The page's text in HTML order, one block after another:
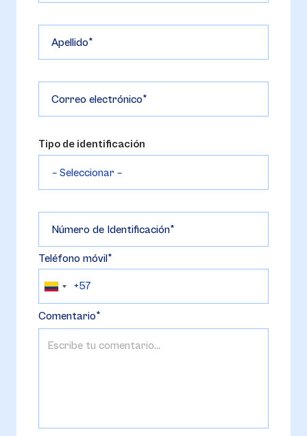
Apellido
Correo electrónico
Tipo de identificación
Número de Identificación
Teléfono móvil
Comentario